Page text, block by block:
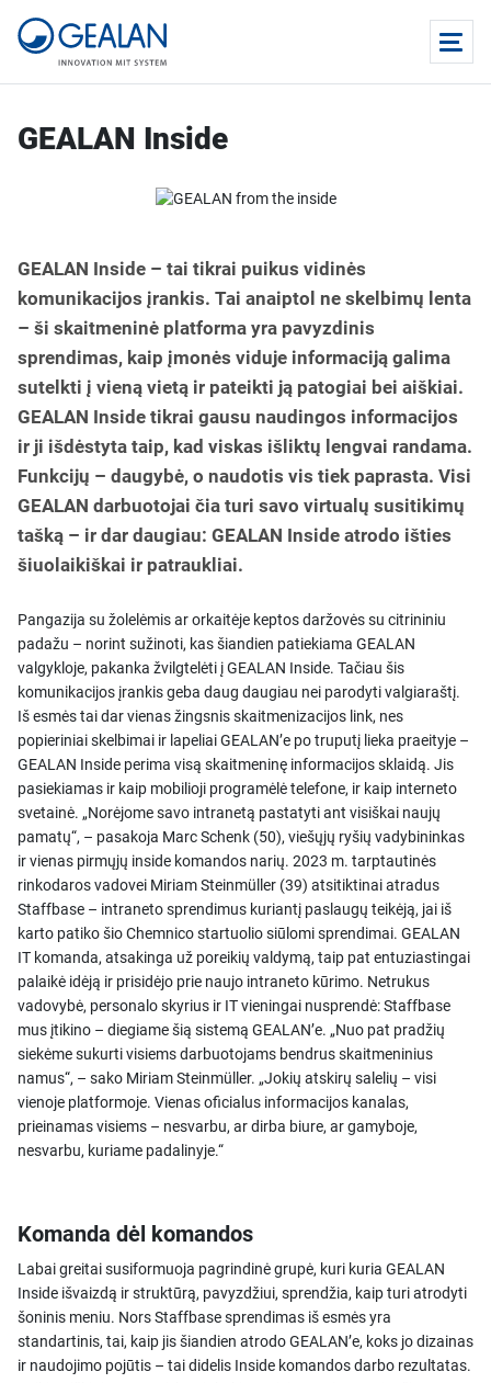
GEALAN Inside
GEALAN Inside – tai tikrai puikus vidinės
komunikacijos įrankis. Tai anaiptol ne skelbimų lenta
– ši skaitmeninė platforma yra pavyzdinis
sprendimas, kaip įmonės viduje informaciją galima
sutelkti į vieną vietą ir pateikti ją patogiai bei aiškiai.
GEALAN Inside tikrai gausu naudingos informacijos
ir ji išdėstyta taip, kad viskas išliktų lengvai randama.
Funkcijų – daugybė, o naudotis vis tiek paprasta. Visi
GEALAN darbuotojai čia turi savo virtualų susitikimų
tašką – ir dar daugiau: GEALAN Inside atrodo išties
šiuolaikiškai ir patraukliai.
Pangazija su žolelėmis ar orkaitėje keptos daržovės su citrininiu
padažu – norint sužinoti, kas šiandien patiekiama GEALAN
valgykloje, pakanka žvilgtelėti į GEALAN Inside. Tačiau šis
komunikacijos įrankis geba daug daugiau nei parodyti valgiaraštį.
Iš esmės tai dar vienas žingsnis skaitmenizacijos link, nes
popieriniai skelbimai ir lapeliai GEALAN’e po truputį lieka praeityje –
GEALAN Inside perima visą skaitmeninę informacijos sklaidą. Jis
pasiekiamas ir kaip mobilioji programėlė telefone, ir kaip interneto
svetainė. „Norėjome savo intranetą pastatyti ant visiškai naujų
pamatų“, – pasakoja Marc Schenk (50), viešųjų ryšių vadybininkas
ir vienas pirmųjų inside komandos narių. 2023 m. tarptautinės
rinkodaros vadovei Miriam Steinmüller (39) atsitiktinai atradus
Staffbase – intraneto sprendimus kuriantį paslaugų teikėją, jai iš
karto patiko šio Chemnico startuolio siūlomi sprendimai. GEALAN
IT komanda, atsakinga už poreikių valdymą, taip pat entuziastingai
palaikė idėją ir prisidėjo prie naujo intraneto kūrimo. Netrukus
vadovybė, personalo skyrius ir IT vieningai nusprendė: Staffbase
mus įtikino – diegiame šią sistemą GEALAN’e. „Nuo pat pradžių
siekėme sukurti visiems darbuotojams bendrus skaitmeninius
namus“, – sako Miriam Steinmüller. „Jokių atskirų salelių – visi
vienoje platformoje. Vienas oficialus informacijos kanalas,
prieinamas visiems – nesvarbu, ar dirba biure, ar gamyboje,
nesvarbu, kuriame padalinyje.“
Komanda dėl komandos
Labai greitai susiformuoja pagrindinė grupė, kuri kuria GEALAN
Inside išvaizdą ir struktūrą, pavyzdžiui, sprendžia, kaip turi atrodyti
šoninis meniu. Nors Staffbase sprendimas iš esmės yra
standartinis, tai, kaip jis šiandien atrodo GEALAN’e, koks jo dizainas
ir naudojimo pojūtis – tai didelis Inside komandos darbo rezultatas.